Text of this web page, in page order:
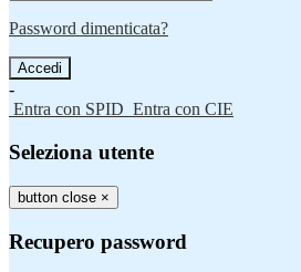
Password dimenticata?
-
Entra con SPID Entra con CIE
Seleziona utente
button close ×
Recupero password